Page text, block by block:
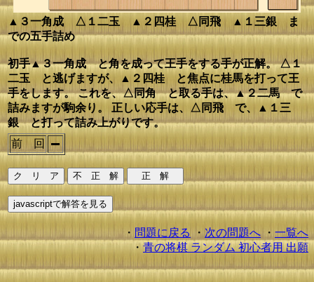
▲３一角成 △１二玉 ▲２四桂 △同飛 ▲１三銀 ま
での五手詰め
初手▲３一角成 と角を成って王手をする手が正解。 △１
二玉 と逃げますが、▲２四桂 と焦点に桂馬を打って王
手をします。 これを、△同角 と取る手は、▲２二馬 で
詰みますが駒余り。 正しい応手は、△同飛 で、▲１三
銀 と打って詰み上がりです。
前 回
・ 問題に戻る・ 次の問題へ ・ 一覧へ
・青の将棋 ランダム 初心者用 出願